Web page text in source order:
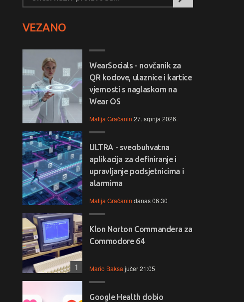
VEZANO
WearSocials - novčanik za
QR kodove, ulaznice i kartice
vjernosti s naglaskom na
Wear OS
Matija Gračanin 27. srpnja 2026.
ULTRA - sveobuhvatna
aplikacija za definiranje i
upravljanje podsjetnicima i
alarmima
Matija Gračanin danas 06:30
Klon Norton Commandera za
Commodore 64
Mario Baksa jučer 21:05
1
Google Health dobio